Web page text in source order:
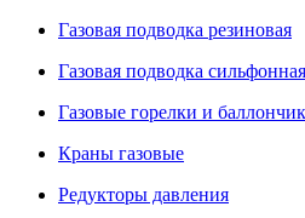
Газовая подводка резиновая
Газовая подводка
Газовые горелки и
Краны газовые
Редукторы давления